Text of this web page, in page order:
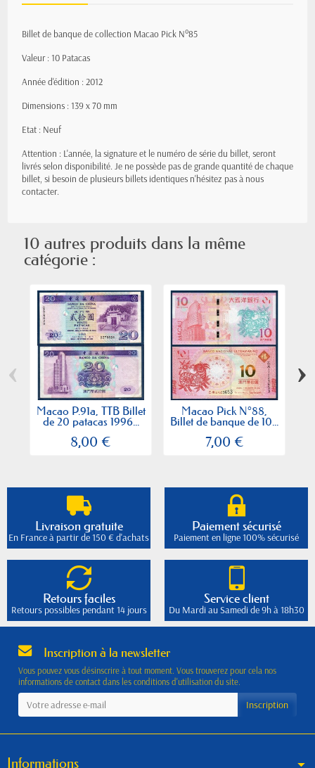
Billet de banque de collection Macao Pick N°85
Valeur : 10 Patacas
Année d'édition : 2012
Dimensions : 139 x 70 mm
Etat : Neuf
Attention : L'année, la signature et le numéro de série du billet, seront
livrés selon disponibilité. Je ne possède pas de grande quantité de chaque
billet, si besoin de plusieurs billets identiques n'hésitez pas à nous
contacter.
10 autres produits dans la même
catégorie :
Macao P.91a, TTB Billet
de 20 patacas 1996...
8,00 €
Macao Pick N°88,
Billet de banque de 10...
7,00 €
‹ ›
Livraison gratuite
En France à partir de 150 € d'achats
Paiement sécurisé
Paiement en ligne 100% sécurisé
Retours faciles
Retours possibles pendant 14 jours
Service client
Du Mardi au Samedi de 9h à 18h30
Inscription à la newsletter
Vous pouvez vous désinscrire à tout moment. Vous trouverez pour cela nos
informations de contact dans les conditions d'utilisation du site.
Informations